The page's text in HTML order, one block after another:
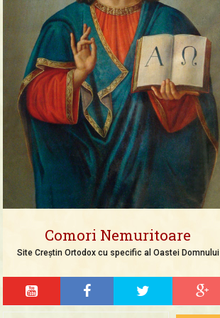
Comori Nemuritoare
Site Creștin Ortodox cu specific al Oastei Domnului